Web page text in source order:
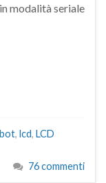
modalità seriale
, lcd, LCD
76 commenti